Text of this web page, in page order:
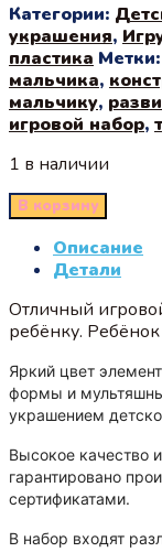
Категории:
украшения,
пластика Метки:
мальчика,
мальчику,
игровой набор,
1 в наличии
В корзину
Описание
Детали
Отличный
ребёнку. Ребёнок
Яркий цвет
формы и
украшением
Высокое качество
гарантировано
сертификатами.
В набор входят